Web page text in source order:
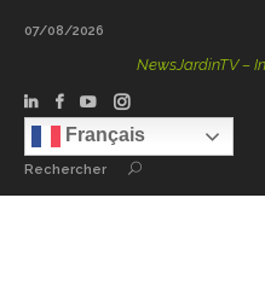
07/08/2026
NewsJardinTV –
Français
Rechercher